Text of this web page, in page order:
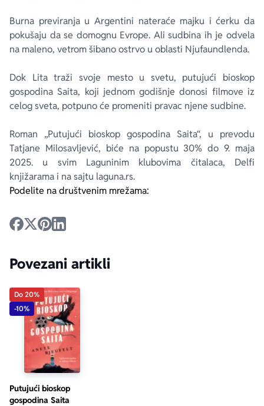
Burna previranja u Argentini nateraće majku i ćerku da
pokušaju da se domognu Evrope. Ali sudbina ih je odvela
na maleno, vetrom šibano ostrvo u oblasti Njufaundlenda.
Dok Lita traži svoje mesto u svetu, putujući bioskop
gospodina Saita, koji jednom godišnje donosi filmove iz
celog sveta, potpuno će promeniti pravac njene sudbine.
Roman „Putujući bioskop gospodina Saita“, u prevodu
Tatjane Milosavljević, biće na popustu 30% do 9. maja
2025. u svim Laguninim klubovima čitalaca, Delfi
knjižarama i na sajtu laguna.rs.
Podelite na društvenim mrežama:
Povezani artikli
Do 20%
-10%
Putujući bioskop
gospodina Saita